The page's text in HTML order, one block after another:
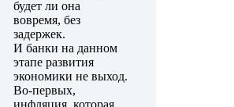
будет ли она
вовремя, без
задержек.
И банки на данном
этапе развития
экономики не выход.
Во-первых,
инфляция, которая